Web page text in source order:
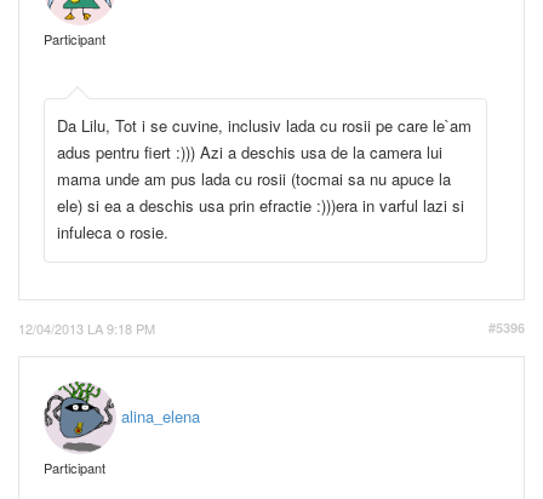
Participant
Da Lilu, Tot i se cuvine, inclusiv lada cu rosii pe care le`am
adus pentru fiert :))) Azi a deschis usa de la camera lui
mama unde am pus lada cu rosii (tocmai sa nu apuce la
ele) si ea a deschis usa prin efractie :)))era in varful lazi si
infuleca o rosie.
12/04/2013 LA 9:18 PM #5396
alina_elena
Participant